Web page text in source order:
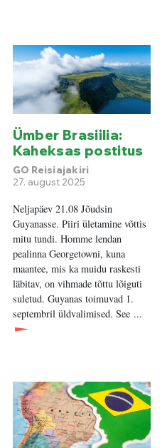
Ümber Brasiilia:
Kaheksas postitus
GO Reisiajakiri
27. august 2025
Neljapäev 21.08 Jõudsin
Guyanasse. Piiri ületamine võttis
mitu tundi. Homme lendan
pealinna Georgetowni, kuna
maantee, mis ka muidu raskesti
läbitav, on vihmade tõttu lõiguti
suletud. Guyanas toimuvad 1.
septembril üldvalimised. See ...